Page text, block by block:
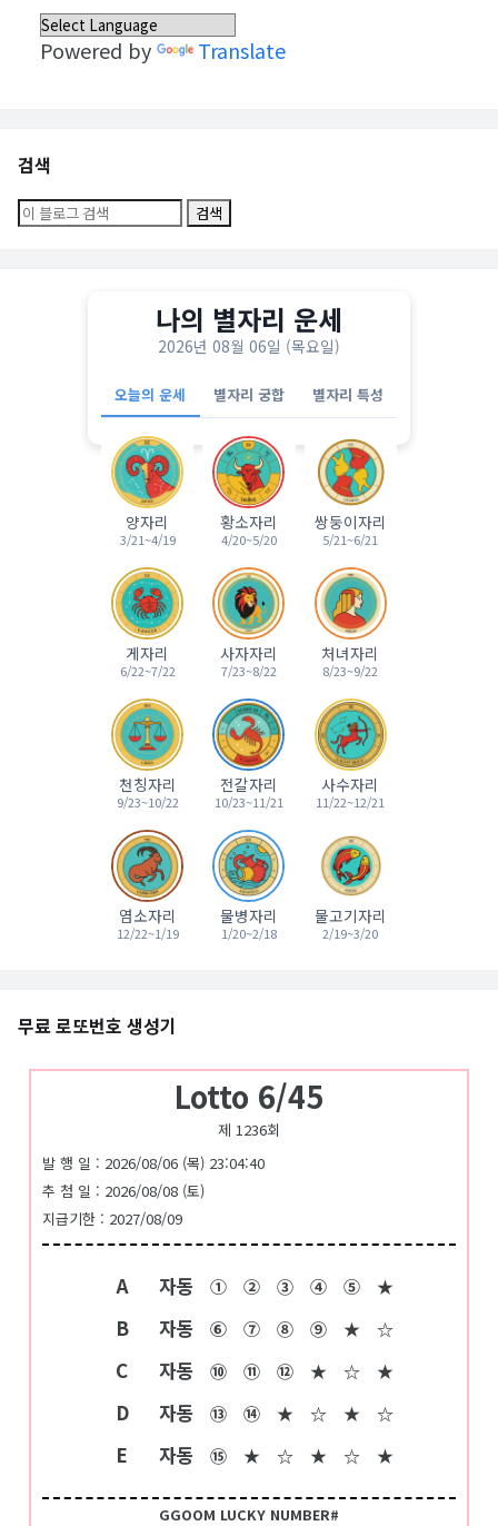
Powered by Translate
검색
나의 별자리 운세
2026년 08월 06일 (목요일)
오늘의 운세 별자리 궁합 별자리 특성
양자리
3/21~4/19
황소자리
4/20~5/20
쌍둥이자리
5/21~6/21
게자리
6/22~7/22
사자자리
7/23~8/22
처녀자리
8/23~9/22
천칭자리
9/23~10/22
전갈자리
10/23~11/21
사수자리
11/22~12/21
염소자리
12/22~1/19
물병자리
1/20~2/18
물고기자리
2/19~3/20
무료 로또번호 생성기
Lotto 6/45
제 1236회
발 행 일 : 2026/08/06 (목) 23:04:40
추 첨 일 : 2026/08/08 (토)
지급기한 : 2027/08/09
A 자동 ① ② ③ ④ ⑤ ★
B 자동 ⑥ ⑦ ⑧ ⑨ ★ ☆
C 자동 ⑩ ⑪ ⑫ ★ ☆ ★
D 자동 ⑬ ⑭ ★ ☆ ★ ☆
E 자동 ⑮ ★ ☆ ★ ☆ ★
GGOOM LUCKY NUMBER#